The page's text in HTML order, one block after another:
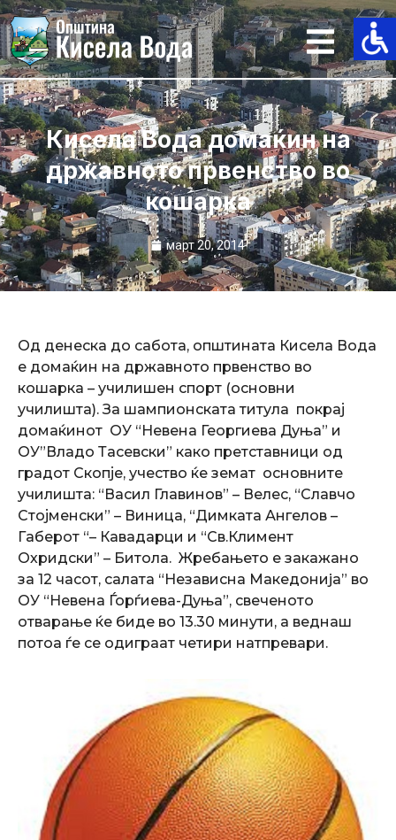
Skip
to
content
Кисела Вода домаќин на
државното првенство во
кошарка
март 20, 2014
Од денеска до сабота, општината Кисела Вода
е домаќин на државното првенство во
кошарка – училишен спорт (основни
училишта). За шампионската титула покрај
домаќинот ОУ “Невена Георгиева Дуња” и
ОУ”Владо Тасевски” како претставници од
градот Скопје, учество ќе земат основните
училишта: “Васил Главинов” – Велес, “Славчо
Стојменски” – Виница, “Димката Ангелов –
Габерот “– Кавадарци и “Св.Климент
Охридски” – Битола. Жребањето е закажано
за 12 часот, салата “Независна Македониjа” во
ОУ “Невена Ѓорѓиева-Дуња”, свеченото
отварање ќе биде во 13.30 минути, а веднаш
потоа ѓе се одиграат четири натпревари.